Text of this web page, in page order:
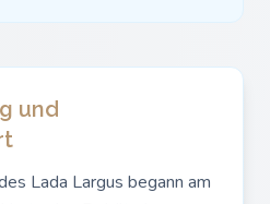
und
Lada Largus begann am